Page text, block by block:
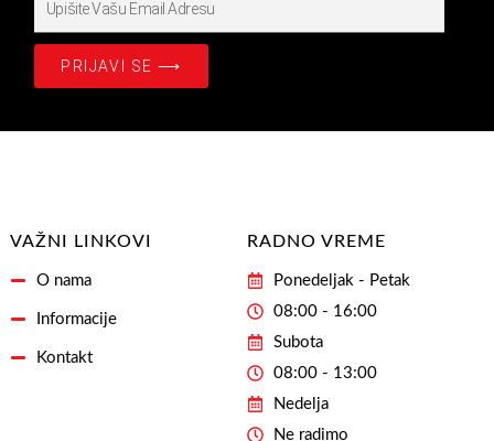
Email
PRIJAVI SE ⟶
VAŽNI LINKOVI
O nama
Informacije
Kontakt
RADNO VREME
Ponedeljak - Petak
08:00 - 16:00
Subota
08:00 - 13:00
Nedelja
Ne radimo